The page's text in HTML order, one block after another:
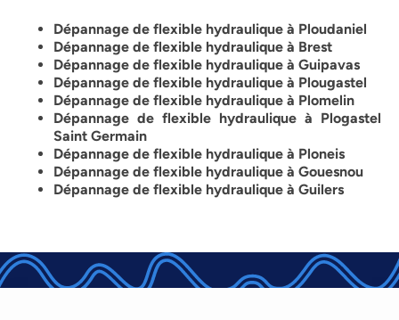
Dépannage de flexible hydraulique à Ploudaniel
Dépannage de flexible hydraulique à Brest
Dépannage de flexible hydraulique à Guipavas
Dépannage de flexible hydraulique à Plougastel
Dépannage de flexible hydraulique à Plomelin
Dépannage de flexible hydraulique à Plogastel
Saint Germain
Dépannage de flexible hydraulique à Ploneis
Dépannage de flexible hydraulique à Gouesnou
Dépannage de flexible hydraulique à Guilers